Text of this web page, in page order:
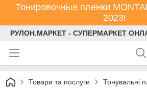
Тонировочные пленки
2023!
РУЛОН.МАРКЕТ - СУПЕРМАРКЕТ
Товари та послуги Тонувальні